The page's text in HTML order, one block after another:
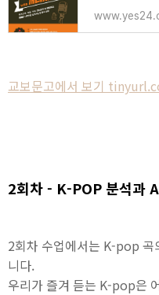
교보문고에서 보기
2회차 - K-POP 분석과
2회차 수업에서는 K-pop 곡
니다.
우리가 즐겨 듣는 K-pop은